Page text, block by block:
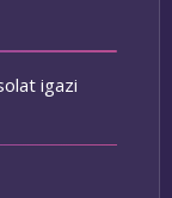
igazi